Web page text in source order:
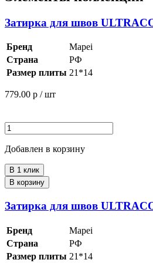
Затирка для швов
Бренд
Mapei
Страна
РФ
Размер плиты 21*14
779.00 р / шт
Добавлен в корзину
В 1 клик
В корзину
Затирка для швов
Бренд
Mapei
Страна
РФ
Размер плиты 21*14